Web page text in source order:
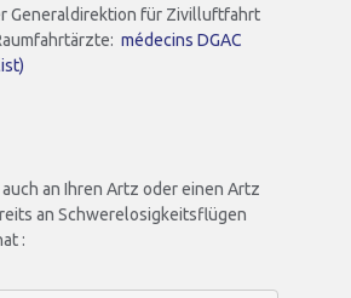
Generaldirektion für Zivilluftfahrt
médecins DGAC
an Ihren Artz oder einen Artz
an Schwerelosigkeitsflügen
: